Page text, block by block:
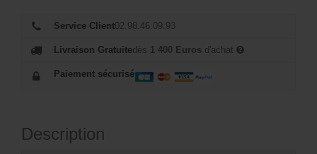
:
1
6
:
1
1
Service Client02.98.46.09.93
Livraison Gratuitedès 1 400 Euros d'achat
Paiement sécurisé
Description